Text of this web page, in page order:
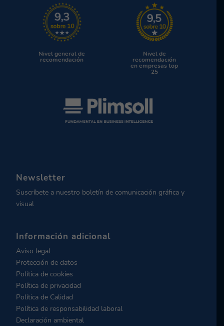
Nivel general de
recomendación
Nivel de
recomendación
en empresas top
25
Newsletter
Suscríbete a nuestro boletín de comunicación gráfica y
visual
Información adicional
Aviso legal
Protección de datos
Política de cookies
Política de privacidad
Política de Calidad
Política de responsabilidad laboral
Declaración ambiental